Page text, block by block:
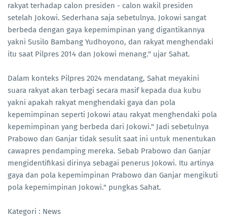
rakyat terhadap calon presiden - calon wakil presiden
setelah Jokowi. Sederhana saja sebetulnya. Jokowi sangat
berbeda dengan gaya kepemimpinan yang digantikannya
yakni Susilo Bambang Yudhoyono, dan rakyat menghendaki
itu saat Pilpres 2014 dan Jokowi menang." ujar Sahat.
Dalam konteks Pilpres 2024 mendatang, Sahat meyakini
suara rakyat akan terbagi secara masif kepada dua kubu
yakni apakah rakyat menghendaki gaya dan pola
kepemimpinan seperti Jokowi atau rakyat menghendaki pola
kepemimpinan yang berbeda dari Jokowi." Jadi sebetulnya
Prabowo dan Ganjar tidak sesulit saat ini untuk menentukan
cawapres pendamping mereka. Sebab Prabowo dan Ganjar
mengidentifikasi dirinya sebagai penerus Jokowi. Itu artinya
gaya dan pola kepemimpinan Prabowo dan Ganjar mengikuti
pola kepemimpinan Jokowi." pungkas Sahat.
Kategori : News